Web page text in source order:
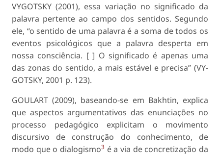
VYGOTSKY (2001), essa variação no significado da
palavra pertente ao campo dos sentidos. Segundo
ele, “o sentido de uma palavra é a soma de todos os
eventos psicológicos que a palavra desperta em
nossa consciência. [ ] O significado é apenas uma
das zonas do sentido, a mais estável e precisa” (VY­
GOTSKY, 2001 p. 123).
GOULART (2009), baseando-se em Bakhtin, ex­plica
que aspectos argumentativos das enunciações no
processo pedagógico explicitam o movimen­to
discursivo de construção do conhecimento, de
modo que o dialogismo3 é a via de concretização da